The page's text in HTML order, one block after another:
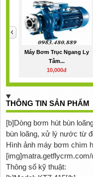
Máy Bơm Trục Ngang Ly
Tâm...
10,000đ
THÔNG TIN SẢN PHẨM
[b]Dòng bơm hút bùn
bùn loãng, xử lý nước từ
Hình ảnh máy bơm chìm
Thông số kỹ thuật: